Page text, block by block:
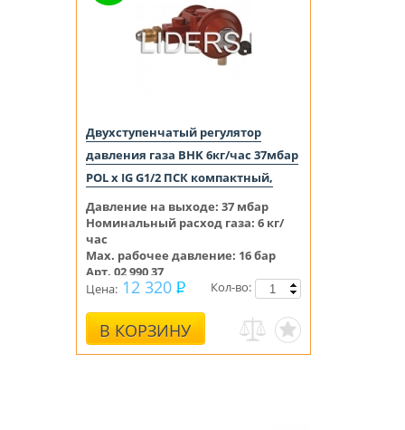
Двухступенчатый регулятор
давления газа BHK 6кг/час 37мбар
POL x IG G1/2 ПСК компактный,
Давление на выходе: 37 мбар
Номинальный расход газа: 6 кг/
час
Max. рабочее давление: 16 бар
Арт. 02 990 37
Цена: 12 320
В КОРЗИНУ
Кол-во: